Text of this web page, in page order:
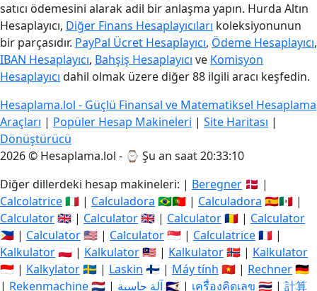
satıcı ödemesini alarak adil bir anlaşma yapın. Hurda Altın
Hesaplayıcı, Diğer Finans Hesaplayıcıları koleksiyonunun
bir parçasıdır. PayPal Ücret Hesaplayıcı, Ödeme Hesaplayıcı,
IBAN Hesaplayıcı, Bahşiş Hesaplayıcı ve Komisyon
Hesaplayıcı dahil olmak üzere diğer 88 ilgili aracı keşfedin.
Hesaplama.lol - Güçlü Finansal ve Matematiksel Hesaplama
Araçları | Popüler Hesap Makineleri | Site Haritası |
Dönüştürücü
2026 © Hesaplama.lol - ⌚ Şu an saat 20:33:10
Diğer dillerdeki hesap makineleri: | Beregner 🇩🇰 |
Calcolatrice🇮🇹 | Calculadora 🇧🇷🇵🇹 | Calculadora 🇪🇸🇲🇽 |
Calculator🇬🇧 | Calculator🇬🇧 | Calculator🇷🇴 | Calculator
🇵🇭 | Calculator🇺🇸 | Calculator🇸🇬 | Calculatrice🇫🇷 |
Kalkulator🇵🇱 | Kalkulator🇲🇾 | Kalkulator🇳🇴 | Kalkulator
🇮🇩 | Kalkylator🇸🇪 | Laskin 🇫🇮 | Máy tính 🇻🇳 | Rechner🇩🇪
| Rekenmachine🇳🇱 | آلة حاسبة🇸🇦 | เครื่องคิดเลข 🇹🇭 | 計算